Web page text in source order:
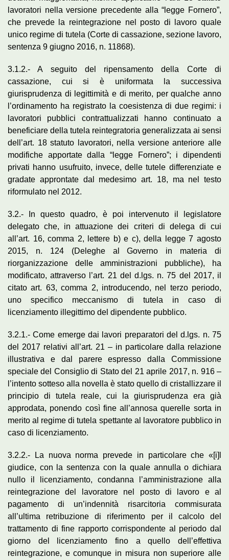
lavoratori nella versione precedente alla “legge Fornero”,
che prevede la reintegrazione nel posto di lavoro quale
unico regime di tutela (Corte di cassazione, sezione lavoro,
sentenza 9 giugno 2016, n. 11868).
3.1.2.- A seguito del ripensamento della Corte di
cassazione, cui si è uniformata la successiva
giurisprudenza di legittimità e di merito, per qualche anno
l’ordinamento ha registrato la coesistenza di due regimi: i
lavoratori pubblici contrattualizzati hanno continuato a
beneficiare della tutela reintegratoria generalizzata ai sensi
dell’art. 18 statuto lavoratori, nella versione anteriore alle
modifiche apportate dalla “legge Fornero”; i dipendenti
privati hanno usufruito, invece, delle tutele differenziate e
gradate approntate dal medesimo art. 18, ma nel testo
riformulato nel 2012.
3.2.- In questo quadro, è poi intervenuto il legislatore
delegato che, in attuazione dei criteri di delega di cui
all’art. 16, comma 2, lettere b) e c), della legge 7 agosto
2015, n. 124 (Deleghe al Governo in materia di
riorganizzazione delle amministrazioni pubbliche), ha
modificato, attraverso l’art. 21 del d.lgs. n. 75 del 2017, il
citato art. 63, comma 2, introducendo, nel terzo periodo,
uno specifico meccanismo di tutela in caso di
licenziamento illegittimo del dipendente pubblico.
3.2.1.- Come emerge dai lavori preparatori del d.lgs. n. 75
del 2017 relativi all’art. 21 – in particolare dalla relazione
illustrativa e dal parere espresso dalla Commissione
speciale del Consiglio di Stato del 21 aprile 2017, n. 916 –
l’intento sotteso alla novella è stato quello di cristallizzare il
principio di tutela reale, cui la giurisprudenza era già
approdata, ponendo così fine all’annosa querelle sorta in
merito al regime di tutela spettante al lavoratore pubblico in
caso di licenziamento.
3.2.2.- La nuova norma prevede in particolare che «[i]l
giudice, con la sentenza con la quale annulla o dichiara
nullo il licenziamento, condanna l’amministrazione alla
reintegrazione del lavoratore nel posto di lavoro e al
pagamento di un’indennità risarcitoria commisurata
all’ultima retribuzione di riferimento per il calcolo del
trattamento di fine rapporto corrispondente al periodo dal
giorno del licenziamento fino a quello dell’effettiva
reintegrazione, e comunque in misura non superiore alle